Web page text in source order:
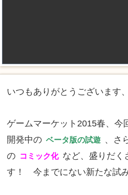
いつもありがとうございます、
ゲームマーケット2015春、今
開発中の ベータ版の試遊
、さ
の
コミック化 など、盛りだく
す！ 今までにない新たな試